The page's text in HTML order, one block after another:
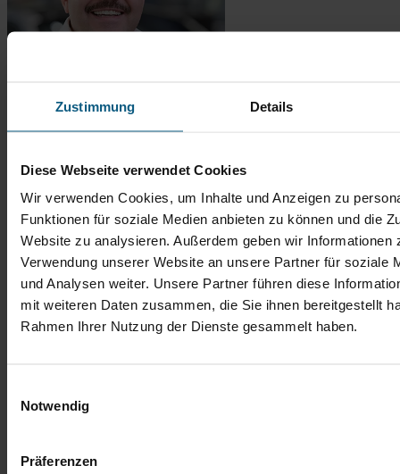
Zustimmung Details
Diese Webseite verwendet Cookies
Wir verwenden Cookies, um Inhalte und Anzeigen zu
Funktionen für soziale Medien anbieten zu können und die
Website zu analysieren. Außerdem geben wir Informationen
Verwendung unserer Website an unsere Partner für soziale
und Analysen weiter. Unsere Partner führen diese
mit weiteren Daten zusammen, die Sie ihnen bereitgestellt
Rahmen Ihrer Nutzung der Dienste gesammelt haben.
Notwendig
Präferenzen
Benjamin Dorn
Verkaufsberater Neu- und Gebrauchtwagen
Tel.: 06432 952-924
b.dorn@autobach.de